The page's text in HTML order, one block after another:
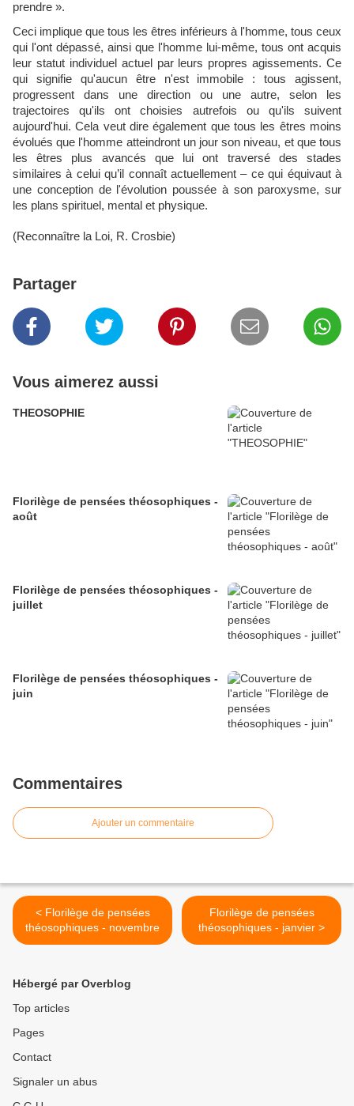
prendre ».
Ceci implique que tous les êtres inférieurs à l'homme, tous ceux
qui l'ont dépassé, ainsi que l'homme lui-même, tous ont acquis
leur statut individuel actuel par leurs propres agissements. Ce
qui signifie qu'aucun être n'est immobile : tous agissent,
progressent dans une direction ou une autre, selon les
trajectoires qu'ils ont choisies autrefois ou qu'ils suivent
aujourd'hui. Cela veut dire également que tous les êtres moins
évolués que l'homme atteindront un jour son niveau, et que tous
les êtres plus avancés que lui ont traversé des stades
similaires à celui qu’il connaît actuellement – ce qui équivaut à
une conception de l'évolution poussée à son paroxysme, sur
les plans spirituel, mental et physique.
(Reconnaître la Loi, R. Crosbie)
Partager
Vous aimerez aussi
THEOSOPHIE
Florilège de pensées théosophiques -
août
Florilège de pensées théosophiques -
juillet
Florilège de pensées théosophiques -
juin
Commentaires
Ajouter un commentaire
< Florilège de pensées
théosophiques - novembre
Florilège de pensées
théosophiques - janvier >
Hébergé par Overblog
Top articles
Pages
Contact
Signaler un abus